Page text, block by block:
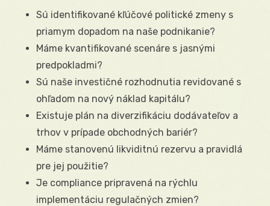
Sú identifikované kľúčové politické zmeny s
priamym dopadom na naše podnikanie?
Máme kvantifikované scenáre s jasnými
predpokladmi?
Sú naše investičné rozhodnutia revidované s
ohľadom na nový náklad kapitálu?
Existuje plán na diverzifikáciu dodávateľov a
trhov v prípade obchodných bariér?
Máme stanovenú likviditnú rezervu a pravidlá
pre jej použitie?
Je compliance pripravená na rýchlu
implementáciu regulačných zmien?